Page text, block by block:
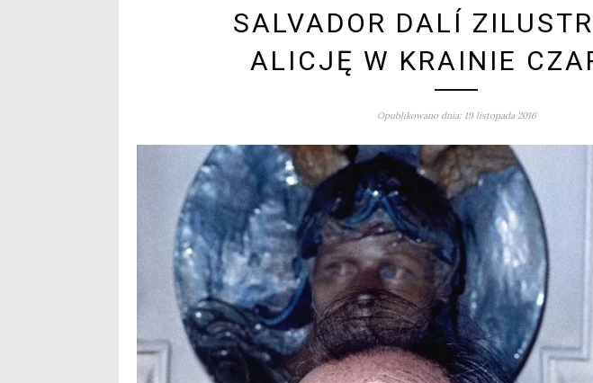
SALVADOR DALÍ
ALICJĘ W KRAINIE
Opublikowano dnia: 19 listopada 2016